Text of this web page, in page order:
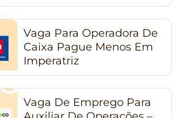
Vaga Para Operadora De
Caixa Pague Menos Em
Imperatriz
Vaga De Emprego Para